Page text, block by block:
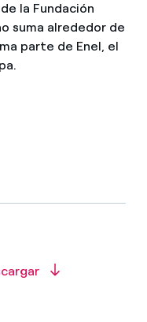
la Fundación
suma alrededor de
parte de Enel, el